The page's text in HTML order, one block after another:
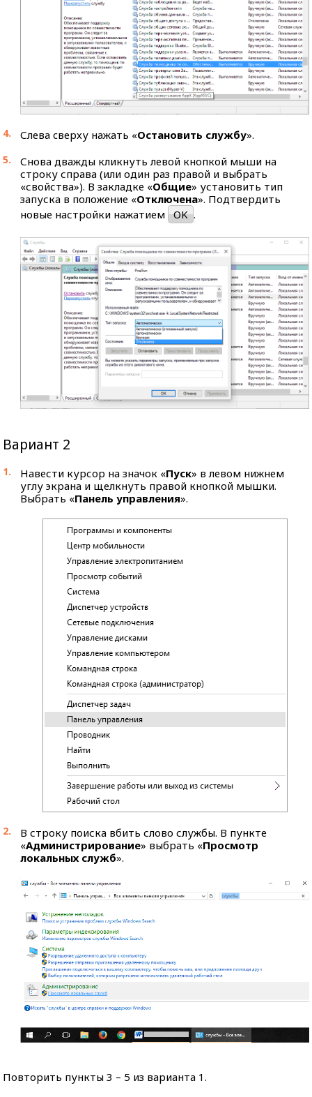
Слева cверху нажать «Остановить службу».
Снова дважды кликнуть левой кнопкой мыши на
строку справа (или один раз правой и выбрать
«свойства»). В закладке «Общие» установить тип
запуска в положение «Отключена». Подтвердить
новые настройки нажатием
OK .
Вариант 2
Навести курсор на значок «Пуск» в левом нижнем
углу экрана и щелкнуть правой кнопкой мышки.
Выбрать «Панель управления».
В строку поиска вбить слово службы. В пункте
«Администрирование» выбрать «Просмотр
локальных служб».
Повторить пункты 3 – 5 из варианта 1.